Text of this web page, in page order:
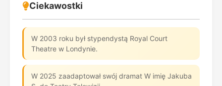
Ciekawostki
W 2003 roku był stypendystą Royal Court
Theatre w Londynie.
W 2025 zaadaptował swój dramat W imię Jakuba